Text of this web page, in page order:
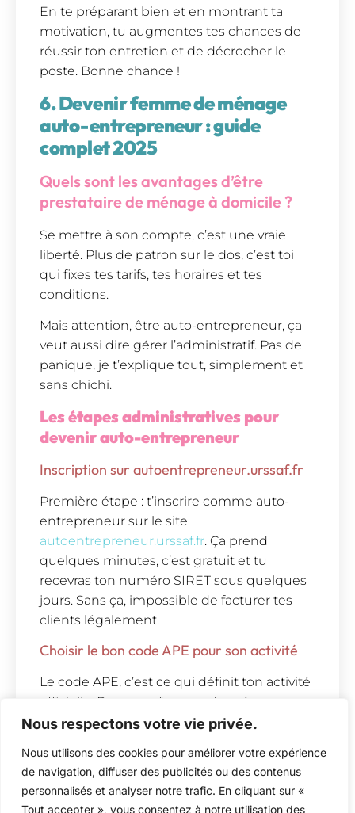
Nous respectons votre vie privée.
Nous utilisons des cookies pour améliorer votre expérience
de navigation, diffuser des publicités ou des contenus
personnalisés et analyser notre trafic. En cliquant sur «
Tout accepter », vous consentez à notre utilisation des
En te préparant bien et en montrant ta
motivation, tu augmentes tes chances de
réussir ton entretien et de décrocher le
poste. Bonne chance !
6. Devenir femme de ménage
auto-entrepreneur : guide
complet 2025
Quels sont les avantages d’être
prestataire de ménage à domicile ?
Se mettre à son compte, c’est une vraie
liberté. Plus de patron sur le dos, c’est toi
qui fixes tes tarifs, tes horaires et tes
conditions.
Mais attention, être auto-entrepreneur, ça
veut aussi dire gérer l’administratif. Pas de
panique, je t’explique tout, simplement et
sans chichi.
Les étapes administratives pour
devenir auto-entrepreneur
Inscription sur autoentrepreneur.urssaf.fr
Première étape : t’inscrire comme auto-
entrepreneur sur le site
autoentrepreneur.urssaf.fr. Ça prend
quelques minutes, c’est gratuit et tu
recevras ton numéro SIRET sous quelques
jours. Sans ça, impossible de facturer tes
clients légalement.
Choisir le bon code APE pour son activité
Le code APE, c’est ce qui définit ton activité
officielle. Pour une femme de ménage,
c’est8121Z(« Nettoyage courant des
déclarations et pour ouvrir un compte pro si
besoin.